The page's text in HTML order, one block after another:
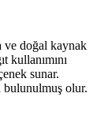
ve doğal kaynak
kullanımını
sunar.
bulunulmuş olur.